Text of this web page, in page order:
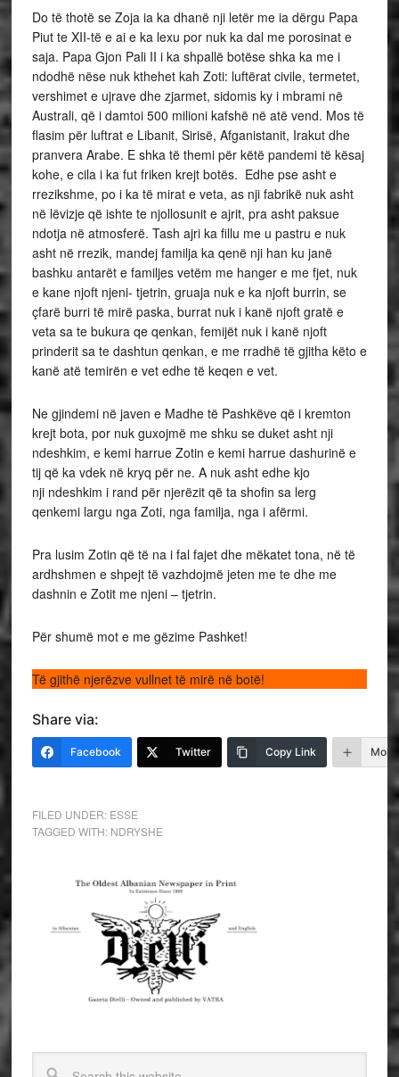
Do të thotë se Zoja ia ka dhanë nji letër me ia dërgu Papa
Piut te XII-të e ai e ka lexu por nuk ka dal me porosinat e
saja. Papa Gjon Pali II i ka shpallë botëse shka ka me i
ndodhë nëse nuk kthehet kah Zoti: luftërat civile, termetet,
vershimet e ujrave dhe zjarmet, sidomis ky i mbrami në
Australi, që i damtoi 500 milioni kafshë në atë vend. Mos të
flasim për luftrat e Libanit, Sirisë, Afganistanit, Irakut dhe
pranvera Arabe. E shka të themi për këtë pandemi të kësaj
kohe, e cila i ka fut friken krejt botës. Edhe pse asht e
rrezikshme, po i ka të mirat e veta, as nji fabrikë nuk asht
në lëvizje që ishte te njollosunit e ajrit, pra asht paksue
ndotja në atmosferë. Tash ajri ka fillu me u pastru e nuk
asht në rrezik, mandej familja ka qenë nji han ku janë
bashku antarët e familjes vetëm me hanger e me fjet, nuk
e kane njoft njeni- tjetrin, gruaja nuk e ka njoft burrin, se
çfarë burri të mirë paska, burrat nuk i kanë njoft gratë e
veta sa te bukura qe qenkan, femijët nuk i kanë njoft
prinderit sa te dashtun qenkan, e me rradhë të gjitha këto e
kanë atë temirën e vet edhe të keqen e vet.
Ne gjindemi në javen e Madhe të Pashkëve që i kremton
krejt bota, por nuk guxojmë me shku se duket asht nji
ndeshkim, e kemi harrue Zotin e kemi harrue dashurinë e
tij që ka vdek në kryq për ne. A nuk asht edhe kjo
nji ndeshkim i rand për njerëzit që ta shofin sa lerg
qenkemi largu nga Zoti, nga familja, nga i afërmi.
Pra lusim Zotin që të na i fal fajet dhe mëkatet tona, në të
ardhshmen e shpejt të vazhdojmë jeten me te dhe me
dashnin e Zotit me njeni – tjetrin.
Për shumë mot e me gëzime Pashket!
Të gjithë njerëzve vullnet të mirë në botë!
Share via:
Facebook Twitter Copy Link More
FILED UNDER: ESSE
TAGGED WITH: NDRYSHE